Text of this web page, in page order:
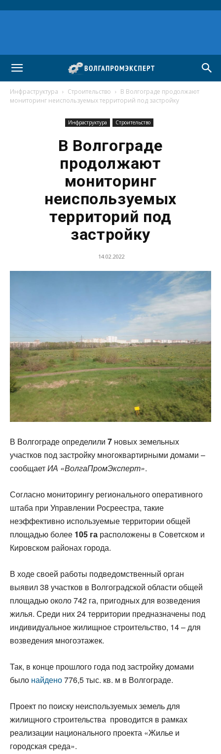
Инфраструктура Строительство
В Волгограде продолжают
мониторинг неиспользуемых территорий под застройку
Инфраструктура Строительство
В Волгограде
продолжают
мониторинг
неиспользуемых
территорий под
застройку
14.02.2022
В Волгограде определили 7 новых земельных
участков под застройку многоквартирными домами –
сообщаетИА «ВолгаПромЭксперт».
Согласно мониторингу регионального оперативного
штаба при Управлении Росреестра, такие
неэффективно используемые территории общей
площадью более 105 га расположены в Советском и
Кировском районах города.
В ходе своей работы подведомственный орган
выявил 38 участков в Волгоградской области общей
площадью около 742 га, пригодных для возведения
жилья. Среди них 24 территории предназначены под
индивидуальное жилищное строительство, 14 – для
возведения многоэтажек.
Так, в конце прошлого года под застройку домами
было найдено776,5 тыс. кв. м в Волгограде.
Проект по поиску неиспользуемых земель для
жилищного строительства проводится в рамках
реализации национального проекта «Жилье и
городская среда».